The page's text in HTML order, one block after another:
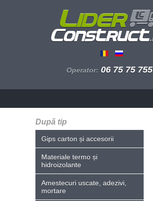
Operator: 06 75 75 755
După tip
Gips carton și accesorii
Materiale termo și
hidroizolante
Amestecuri uscate, adezivi,
mortare